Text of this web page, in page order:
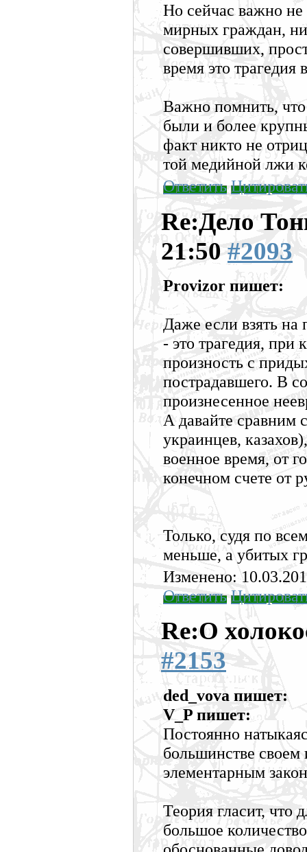
Но сейчас важно
мирных граждан,
совершивших,
время это трагедия
Важно помнить, что
были и более
факт никто не
той медийной лжи
Ответить
Re:Дело
21:50 #2093
Provizor пишет:
Даже если взять на
- это трагедия, при
произность с
пострадавшего. В
произнесенное
А давайте сравним
украинцев,
военное время, от
конечном счете от
Только, судя по
меньше, а убитых
Изменено:
Ответить
Re:О
#2153
ded_vova пишет:
V_P пишет:
Постоянно
большинстве своем
элементарным
Теория гласит, что
большое